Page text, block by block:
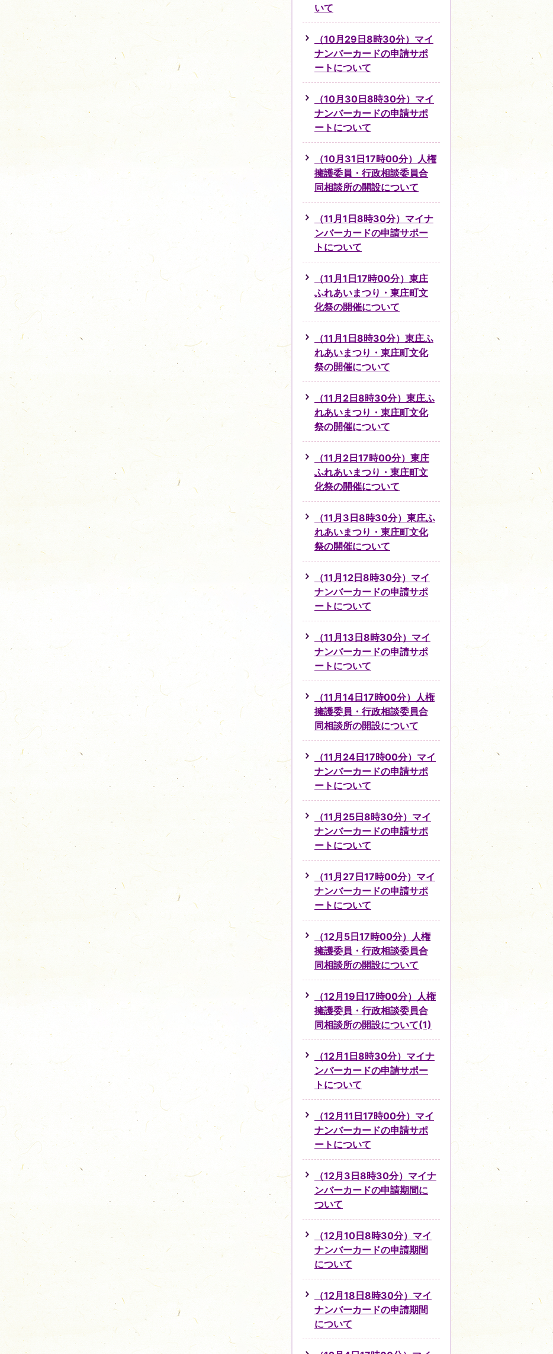
いて
（10月29日8時30分）マイ
ナンバーカードの申請サポ
ートについて
（10月30日8時30分）マイ
ナンバーカードの申請サポ
ートについて
（10月31日17時00分）人権
擁護委員・行政相談委員合
同相談所の開設について
（11月1日8時30分）マイナ
ンバーカードの申請サポー
トについて
（11月1日17時00分）東庄
ふれあいまつり・東庄町文
化祭の開催について
（11月1日8時30分）東庄ふ
れあいまつり・東庄町文化
祭の開催について
（11月2日8時30分）東庄ふ
れあいまつり・東庄町文化
祭の開催について
（11月2日17時00分）東庄
ふれあいまつり・東庄町文
化祭の開催について
（11月3日8時30分）東庄ふ
れあいまつり・東庄町文化
祭の開催について
（11月12日8時30分）マイ
ナンバーカードの申請サポ
ートについて
（11月13日8時30分）マイ
ナンバーカードの申請サポ
ートについて
（11月14日17時00分）人権
擁護委員・行政相談委員合
同相談所の開設について
（11月24日17時00分）マイ
ナンバーカードの申請サポ
ートについて
（11月25日8時30分）マイ
ナンバーカードの申請サポ
ートについて
（11月27日17時00分）マイ
ナンバーカードの申請サポ
ートについて
（12月5日17時00分）人権
擁護委員・行政相談委員合
同相談所の開設について
（12月19日17時00分）人権
擁護委員・行政相談委員合
同相談所の開設について(1)
（12月1日8時30分）マイナ
ンバーカードの申請サポー
トについて
（12月11日17時00分）マイ
ナンバーカードの申請サポ
ートについて
（12月3日8時30分）マイナ
ンバーカードの申請期間に
ついて
（12月10日8時30分）マイ
ナンバーカードの申請期間
について
（12月18日8時30分）マイ
ナンバーカードの申請期間
について